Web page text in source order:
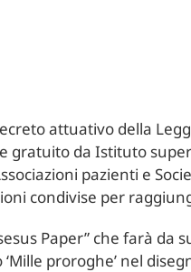
attuativo della
gratuito da Istituto
pazienti e
condivise per
Paper” che farà da
proroghe’ nel